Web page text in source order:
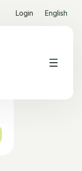
Login English